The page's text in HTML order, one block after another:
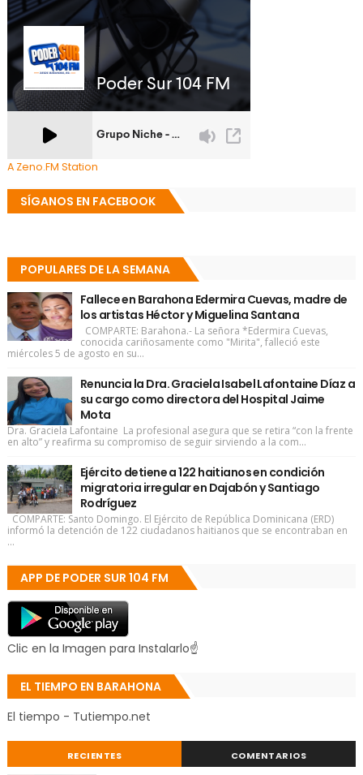
A Zeno.FM Station
SÍGANOS EN FACEBOOK
POPULARES DE LA SEMANA
Fallece en Barahona Edermira Cuevas, madre de
los artistas Héctor y Miguelina Santana
COMPARTE: Barahona.- La señora *Edermira Cuevas,
conocida cariñosamente como "Mirita", falleció este
miércoles 5 de agosto en su...
Renuncia la Dra. Graciela Isabel Lafontaine Díaz a
su cargo como directora del Hospital Jaime
Mota
Dra. Graciela Lafontaine La profesional asegura que se retira “con la frente
en alto” y reafirma su compromiso de seguir sirviendo a la com...
Ejército detiene a 122 haitianos en condición
migratoria irregular en Dajabón y Santiago
Rodríguez
COMPARTE: Santo Domingo. El Ejército de República Dominicana (ERD)
informó la detención de 122 ciudadanos haitianos que se encontraban en
...
APP DE PODER SUR 104 FM
Clic en la Imagen para Instalarlo☝
EL TIEMPO EN BARAHONA
El tiempo - Tutiempo.net
RECIENTES COMENTARIOS